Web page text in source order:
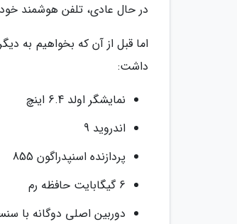
در حال عادی، تلفن هوشمند
داشت:
نمایشگر اولد 6.4 اینچ
اندروید 9
پردازنده اسنپدراگون 855
6 گیگابایت حافظه رم
دوربین اصلی دوگانه با سنسور های 13 و